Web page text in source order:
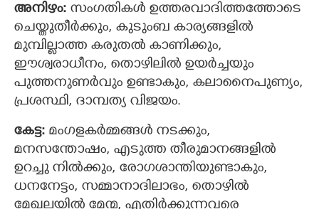
അനിഴം: സംഗതികള്‍ ഉത്തരവാദിത്തത്തോടെ
ചെയ്തുതീര്‍ക്കും, കുടുംബ കാര്യങ്ങളിൽ
മുമ്പില്ലാത്ത കരുതല്‍ കാണിക്കും,
ഈശ്വരാധീനം, തൊഴിലില്‍ ഉയര്‍ച്ചയും
പുത്തനുണര്‍വും ഉണ്ടാകും, കലാനൈപുണ്യം,
പ്രശസ്ഥി, ദാമ്പത്യ വിജയം.
കേട്ട: മംഗളകര്‍മ്മങ്ങള്‍ നടക്കും,
മനസന്തോഷം, എടുത്ത തീരുമാനങ്ങളില്‍
ഉറച്ചു നില്‍ക്കും, രോഗശാന്തിയുണ്ടാകും,
ധനനേട്ടം, സമ്മാനാദിലാഭം, തൊഴില്‍